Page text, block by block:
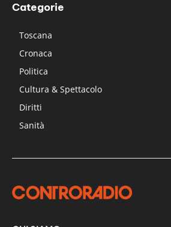
Categorie
Toscana
Cronaca
Politica
Cultura & Spettacolo
Diritti
Sanità